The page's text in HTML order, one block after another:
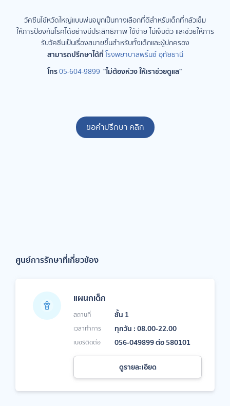
วัคซีนไข้หวัดใหญ่แบบพ่นจมูกเป็นทางเลือกที่ดีสำหรับเด็กที่กลัวเข็ม
ให้การป้องกันโรคได้อย่างมีประสิทธิภาพ ใช้ง่าย ไม่เจ็บตัว และช่วยให้การ
รับวัคซีนเป็นเรื่องสบายขึ้นสำหรับทั้งเด็กและผู้ปกครอง
สามารถปรึกษาได้ที่โรงพยาบาลพริ้นซ์ อุทัยธานี
โทร05-604-9899 "ไม่ต้องห่วง ให้เราช่วยดูแล"
ขอคำปรึกษา คลิก
ศูนย์การรักษาที่เกี่ยวข้อง
แผนกเด็ก
สถานที่ ชั้น 1
เวลาทำการ ทุกวัน : 08.00-22.00
เบอร์ติดต่อ 056-049899 ต่อ 580101
ดูรายละเอียด